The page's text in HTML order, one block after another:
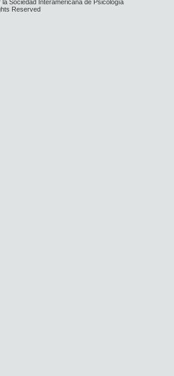
Sociedad Interamericana de Psicología
Reserved